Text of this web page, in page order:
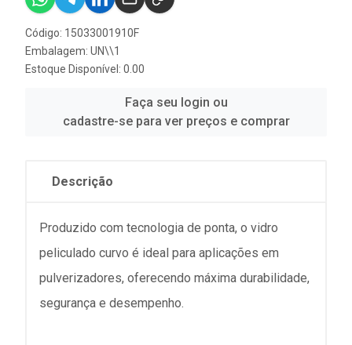
Código: 15033001910F
Embalagem: UN\\1
Estoque Disponível: 0.00
Faça seu login ou
cadastre-se para ver preços e comprar
Descrição
Produzido com tecnologia de ponta, o vidro
peliculado curvo é ideal para aplicações em
pulverizadores, oferecendo máxima durabilidade,
segurança e desempenho.